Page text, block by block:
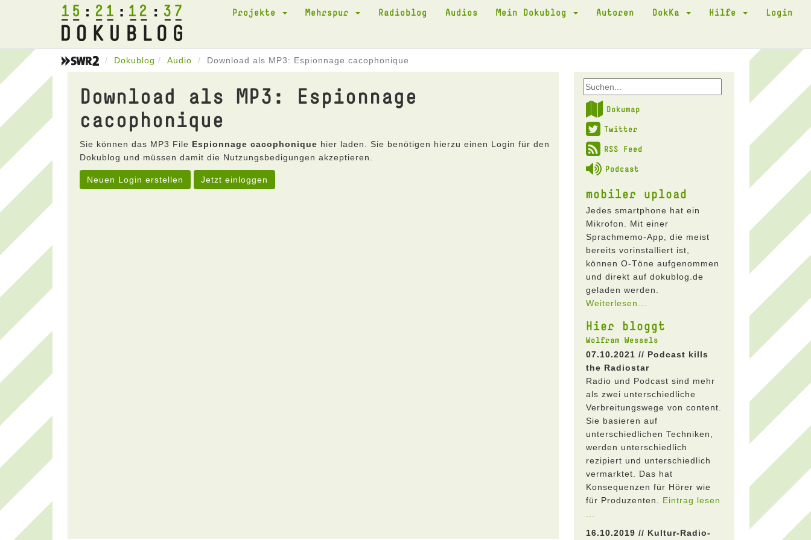
15 21 12 37 Projekte Mehrspur Radioblog Audios Mein Dokublog Autoren DokKa Hilfe Login
Dokublog Audio Download als MP3: Espionnage cacophonique
Download als MP3: Espionnage
cacophonique
Sie können das MP3 File Espionnage cacophonique hier laden. Sie benötigen hierzu einen Login für den
Dokublog und müssen damit die Nutzungsbedigungen akzeptieren.
Neuen Login erstellen Jetzt einloggen
Dokumap
Twitter
RSS Feed
Podcast
mobiler upload
Jedes smartphone hat ein
Mikrofon. Mit einer
Sprachmemo-App, die meist
bereits vorinstalliert ist,
können O-Töne aufgenommen
und direkt auf dokublog.de
geladen werden.
Weiterlesen...
Hier bloggt
Wolfram Wessels
07.10.2021 // Podcast kills
the Radiostar
Radio und Podcast sind mehr
als zwei unterschiedliche
Verbreitungswege von content.
Sie basieren auf
unterschiedlichen Techniken,
werden unterschiedlich
rezipiert und unterschiedlich
vermarktet. Das hat
Konsequenzen für Hörer wie
für Produzenten. Eintrag lesen
16.10.2019 // Kultur-Radio-